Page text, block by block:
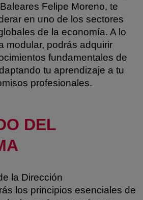
Felipe Moreno, te
en uno de los sectores
de la economía. A lo
modular, podrás adquirir
fundamentales de
tu aprendizaje a tu
profesionales.
DEL
la Dirección
los principios esenciales de